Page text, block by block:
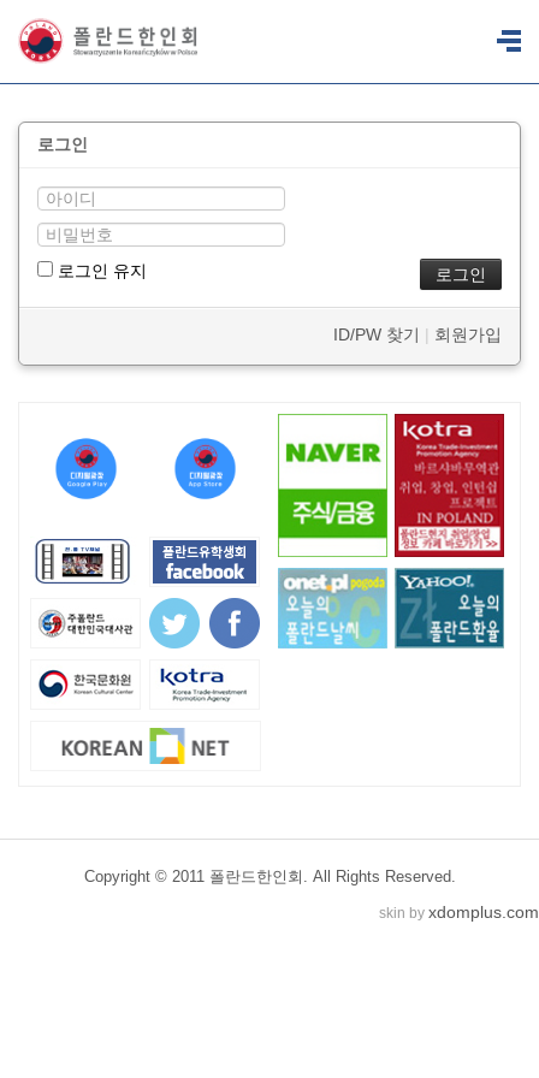
로그인
로그인 유지
ID/PW 찾기 | 회원가입
Copyright © 2011 폴란드한인회. All Rights Reserved.
skin by xdomplus.com